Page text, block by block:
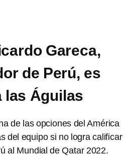
Gareca,
de Perú, es
las Águilas
de las opciones del América
del equipo si no logra calificar
al Mundial de Qatar 2022.